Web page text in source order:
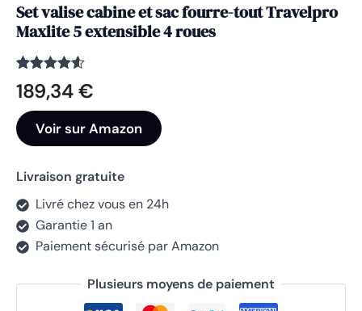
Set valise cabine et sac fourre-tout Travelpro
Maxlite 5 extensible 4 roues
Noté
4.5
sur 5
5343
notations
client
189,34€
Voir sur Amazon
Livraison gratuite
Livré chez vous en 24h
Garantie 1 an
Paiement sécurisé par Amazon
Plusieurs moyens de paiement